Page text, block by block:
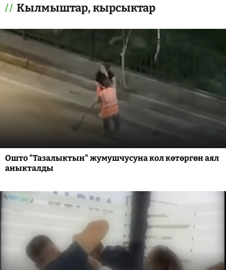
Кылмыштар, кырсыктар
Ошто "Тазалыктын" жумушчусуна кол көтөргөн аял
аныкталды